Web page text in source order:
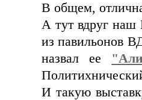
В общем,
А тут вдруг наш
из павильонов
назвал ее
И такую